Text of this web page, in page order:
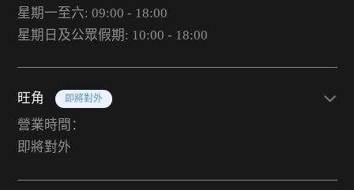
星期一至六: 09:00 - 18:00
星期日及公眾假期: 10:00 - 18:00
旺角 即將對外
營業時間：
即將對外